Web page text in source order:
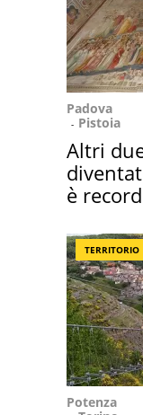
Padova
Pistoia
Altri
è record
TERRITORIO
Potenza